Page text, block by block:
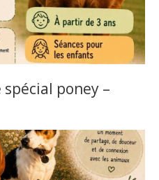
poney –